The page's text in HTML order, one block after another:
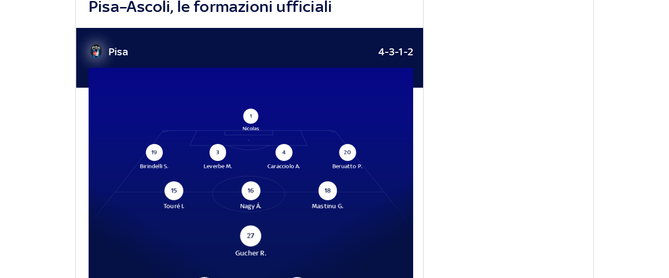
Pisa–Ascoli, le formazioni ufficiali
Pisa 4-3-1-2
1
Nícolas
19
Birindelli S.
3
Leverbe M.
4
Caracciolo A.
20
Beruatto P.
15
Touré I.
16
Nagy Á.
18
Mastinu G.
27
Gucher R.